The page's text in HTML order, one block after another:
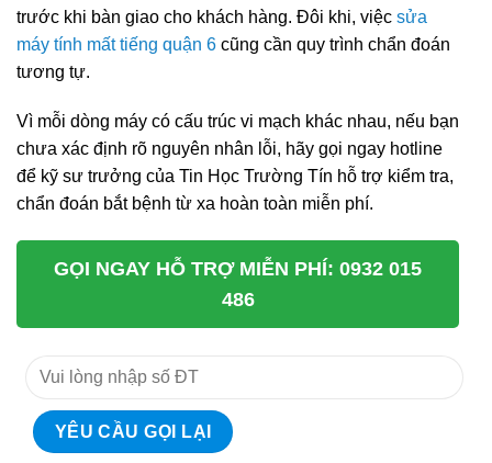
trước khi bàn giao cho khách hàng. Đôi khi, việc sửa
máy tính mất tiếng quận 6 cũng cần quy trình chẩn đoán
tương tự.
Vì mỗi dòng máy có cấu trúc vi mạch khác nhau, nếu bạn
chưa xác định rõ nguyên nhân lỗi, hãy gọi ngay hotline
để kỹ sư trưởng của Tin Học Trường Tín hỗ trợ kiểm tra,
chẩn đoán bắt bệnh từ xa hoàn toàn miễn phí.
GỌI NGAY HỖ TRỢ MIỄN PHÍ: 0932 015
486